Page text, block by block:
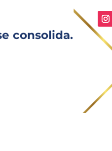
consolida.